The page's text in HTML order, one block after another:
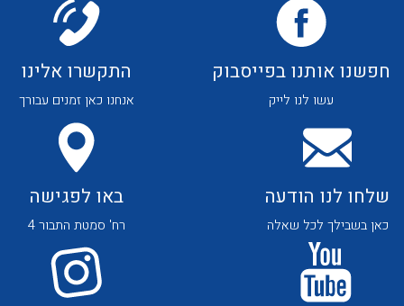
לכל מוצרי היצרן לכל מוצרי היצרן
חפשנו אותנו בפייסבוק
עשו לנו לייק
התקשרו אלינו
אנחנו כאן זמנים עבורך
שלחו לנו הודעה
כאן בשבילך לכל שאלה
באו לפגישה
רח' סמטת התבור 4